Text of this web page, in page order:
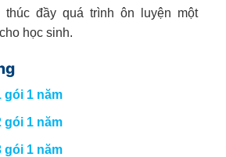
thúc đầy quá trình ôn luyện một
học sinh.
gói 1 năm
gói 1 năm
gói 1 năm